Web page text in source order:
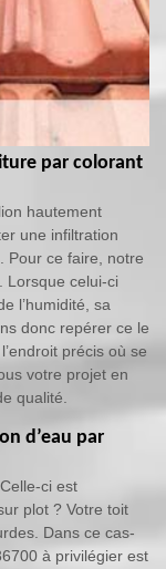
par colorant
hautement
une infiltration
Pour ce faire, notre
Lorsque celui-ci
l’humidité, sa
donc repérer ce le
précis où se
votre projet en
qualité.
d’eau par
ci est
plot ? Votre toit
Dans ce cas-
à privilégier est